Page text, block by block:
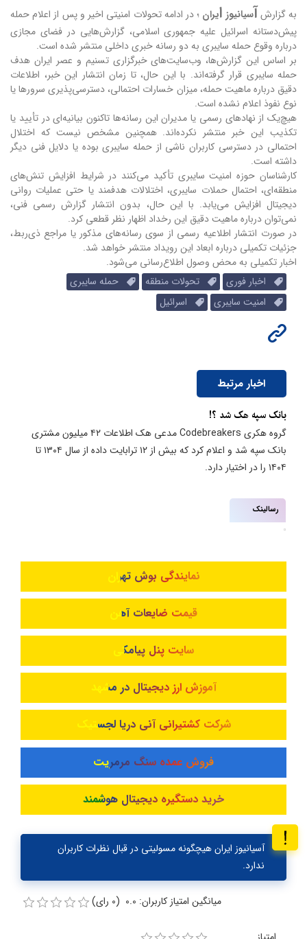
به گزارش آسیانیوز ایران ؛ در ادامه تحولات امنیتی اخیر و پس از اعلام حمله
پیش‌دستانه اسرائیل علیه جمهوری اسلامی، گزارش‌هایی در فضای مجازی
درباره وقوع حمله سایبری به دو رسانه خبری داخلی منتشر شده است.
بر اساس این گزارش‌ها، وب‌سایت‌های خبرگزاری تسنیم و عصر ایران هدف
حمله سایبری قرار گرفته‌اند. با این حال، تا زمان انتشار این خبر، اطلاعات
دقیق درباره ماهیت حمله، میزان خسارات احتمالی، دسترسی‌پذیری سرورها یا
نوع نفوذ اعلام نشده است.
هیچ‌یک از نهادهای رسمی یا مدیران این رسانه‌ها تاکنون بیانیه‌ای در تأیید یا
تکذیب این خبر منتشر نکرده‌اند. همچنین مشخص نیست که اختلال
احتمالی در دسترسی کاربران ناشی از حمله سایبری بوده یا دلایل فنی دیگر
داشته است.
کارشناسان حوزه امنیت سایبری تأکید می‌کنند در شرایط افزایش تنش‌های
منطقه‌ای، احتمال حملات سایبری، اختلالات هدفمند یا حتی عملیات روانی
دیجیتال افزایش می‌یابد. با این حال، بدون انتشار گزارش رسمی فنی،
نمی‌توان درباره ماهیت دقیق این رخداد اظهار نظر قطعی کرد.
در صورت انتشار اطلاعیه رسمی از سوی رسانه‌های مذکور یا مراجع ذی‌ربط،
جزئیات تکمیلی درباره ابعاد این رویداد منتشر خواهد شد.
اخبار تکمیلی به محض وصول اطلاع‌رسانی می‌شود.
اخبار فوری
تحولات منطقه
حمله سایبری
امنیت سایبری
اسرائیل
اخبار مرتبط
بانک سپه هک شد ؟!
گروه هکری Codebreakers مدعی هک اطلاعات ۴۲ میلیون مشتری
بانک سپه شد و اعلام کرد که بیش از ۱۲ ترابایت داده از سال ۱۳۰۴ تا
۱۴۰۴ را در اختیار دارد.
رسالینک
نمایندگی بوش تهران
قیمت ضایعات آهن
سایت پنل پیامکی
آموزش ارز دیجیتال در مشهد
شرکت کشتیرانی آنی دریا لجستیک
فروش عمده سنگ مرمریت
خرید دستگیره دیجیتال هوشمند
آسیانیوز ایران هیچگونه مسولیتی در قبال نظرات کاربران
ندارد.
میانگین امتیاز کاربران: 0.0 (0 رای)